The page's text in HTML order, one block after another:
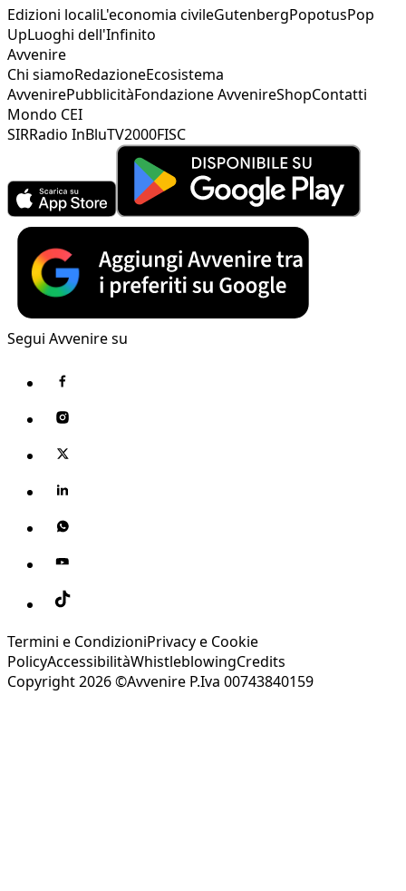
Edizioni localiL'economia civileGutenbergPopotusPop
UpLuoghi dell'Infinito
Avvenire
Chi siamoRedazioneEcosistema
AvvenirePubblicitàFondazione AvvenireShopContatti
Mondo CEI
SIRRadio InBluTV2000FISC
Segui Avvenire su
Termini e CondizioniPrivacy e Cookie
PolicyAccessibilitàWhistleblowingCredits
Copyright 2026 ©Avvenire P.Iva 00743840159